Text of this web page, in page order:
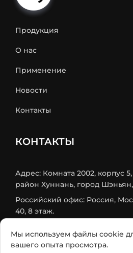
Продукция
О нас
Применение
Новости
Контакты
КОНТАКТЫ
Адрес: Комната 2002, корпус
район Хуннань, город
Российский офис: Россия,
40, 8 этаж.
Телефон: +86-24-31566438
Мы используем файлы cookie
вашего опыта просмотра.